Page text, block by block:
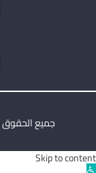
جميع الحقوق
Skip to content